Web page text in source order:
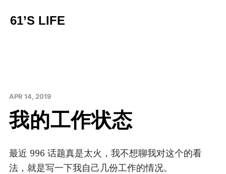
61’S LIFE
APR 14, 2019
我的工作状态
最近 996 话题真是太火，我不想聊我对这个的看
法，就是写一下我自己几份工作的情况。